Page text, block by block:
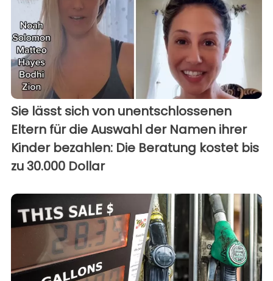
Sie lässt sich von unentschlossenen
Eltern für die Auswahl der Namen ihrer
Kinder bezahlen: Die Beratung kostet bis
zu 30.000 Dollar